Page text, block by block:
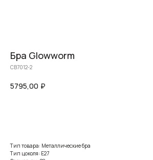
Бра Glowworm
CB7012-2
5795,00 ₽
Тип товара: Металлические бра
Тип цоколя: E27